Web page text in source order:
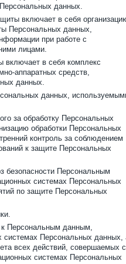
данных.
включает в себя
Персональных данных,
при работе с
лицами.
включает в себя комплекс
аппаратных средств,
данных.
данных,
за обработку Персональных
обработки Персональных
контроль за соблюдением
к защите Персональных
безопасности Персональным
системах Персональных
по защите Персональных
к Персональным данным,
Персональных данных,
всех действий, совершаемых с
системах Персональных